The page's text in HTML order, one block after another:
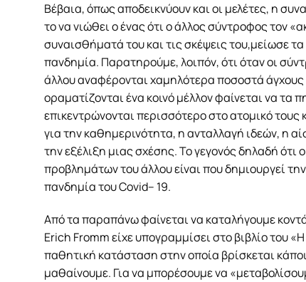
Βέβαια, όπως αποδεικνύουν και οι μελέτες, η
το να νιώθει ο ένας ότι ο άλλος σύντροφος τον
συναισθήματά του και τις σκέψεις του,μείωσε
πανδημία. Παρατηρούμε, λοιπόν, ότι όταν οι
άλλου αναφέρονται χαμηλότερα ποσοστά
οραματίζονται ένα κοινό μέλλον φαίνεται να
επικεντρώνονται περισσότερο στο ατομικό
για την καθημερινότητα, η ανταλλαγή ιδεών, η
την εξέλιξη μιας σχέσης. Το γεγονός δηλαδή
προβλημάτων του άλλου είναι που δημιουργεί
πανδημία του Covid– 19.
Από τα παραπάνω φαίνεται να καταλήγουμε
Erich Fromm είχε υπογραμμίσει στο βιβλίο του
παθητική κατάσταση στην οποία βρίσκεται
μαθαίνουμε. Για να μπορέσουμε να